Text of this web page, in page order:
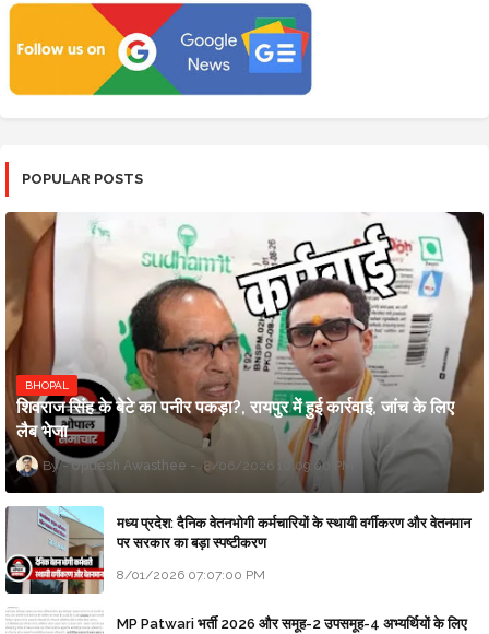
POPULAR POSTS
BHOPAL
शिवराज सिंह के बेटे का पनीर पकड़ा?, रायपुर में हुई कार्रवाई, जांच के लिए
लैब भेजा
Updesh Awasthee 8/06/2026 10:09:00 PM
मध्य प्रदेश: दैनिक वेतनभोगी कर्मचारियों के स्थायी वर्गीकरण और वेतनमान
पर सरकार का बड़ा स्पष्टीकरण
8/01/2026 07:07:00 PM
MP Patwari भर्ती 2026 और समूह-2 उपसमूह-4 अभ्यर्थियों के लिए